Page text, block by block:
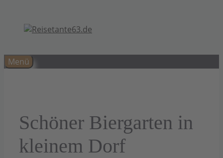
springen
Menü
Schöner Biergarten in
kleinem Dorf